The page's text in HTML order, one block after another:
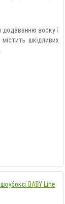
додаванню воску і
шкідливих